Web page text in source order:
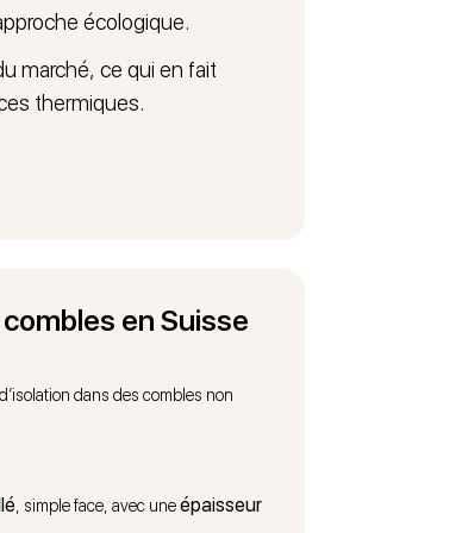
écologique.
marché, ce qui en fait
thermiques.
en Suisse
dans des combles non
, simple face, avec uneépaisseur